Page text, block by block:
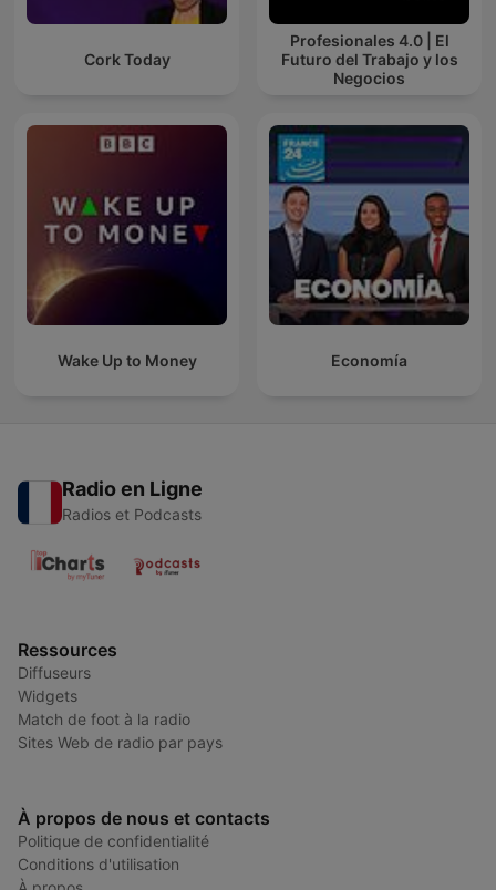
Cork Today
Profesionales 4.0 | El
Futuro del Trabajo y los
Negocios
Wake Up to Money Economía
Radio en Ligne
Radios et Podcasts
Ressources
Diffuseurs
Widgets
Match de foot à la radio
Sites Web de radio par pays
À propos de nous et contacts
Politique de confidentialité
Conditions d'utilisation